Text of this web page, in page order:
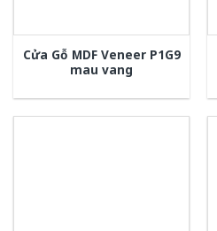
Cửa Gỗ MDF Veneer P1G9
mau vang